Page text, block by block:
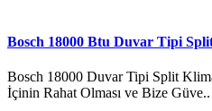
Bosch 18000 Btu Duvar Tipi
Bosch 18000 Duvar Tipi Split
İçinin Rahat Olması ve Bize Güve..